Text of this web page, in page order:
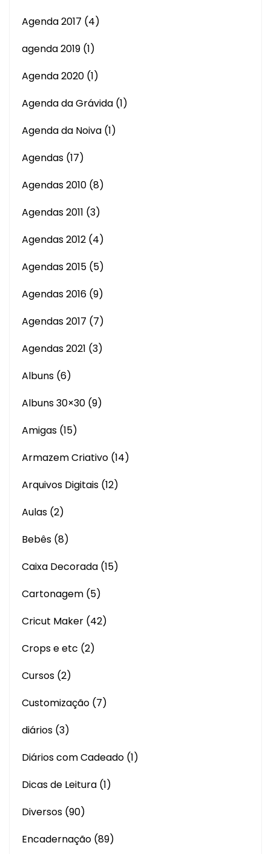
Agenda 2017 (4)
agenda 2019 (1)
Agenda 2020 (1)
Agenda da Grávida (1)
Agenda da Noiva (1)
Agendas (17)
Agendas 2010 (8)
Agendas 2011 (3)
Agendas 2012 (4)
Agendas 2015 (5)
Agendas 2016 (9)
Agendas 2017 (7)
Agendas 2021 (3)
Albuns (6)
Albuns 30×30 (9)
Amigas (15)
Armazem Criativo (14)
Arquivos Digitais (12)
Aulas (2)
Bebês (8)
Caixa Decorada (15)
Cartonagem (5)
Cricut Maker (42)
Crops e etc (2)
Cursos (2)
Customização (7)
diários (3)
Diários com Cadeado (1)
Dicas de Leitura (1)
Diversos (90)
Encadernação (89)